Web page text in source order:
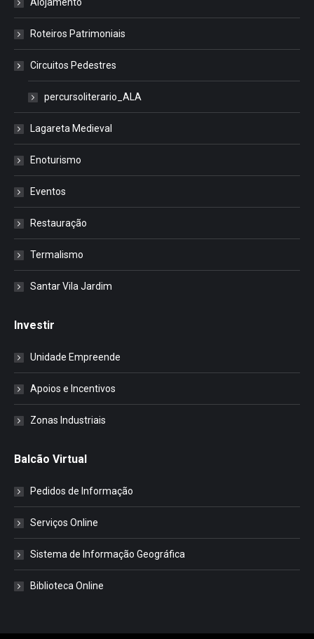
Alojamento
Roteiros Patrimoniais
Circuitos Pedestres
percursoliterario_ALA
Lagareta Medieval
Enoturismo
Eventos
Restauração
Termalismo
Santar Vila Jardim
Investir
Unidade Empreende
Apoios e Incentivos
Zonas Industriais
Balcão Virtual
Pedidos de Informação
Serviços Online
Sistema de Informação Geográfica
Biblioteca Online